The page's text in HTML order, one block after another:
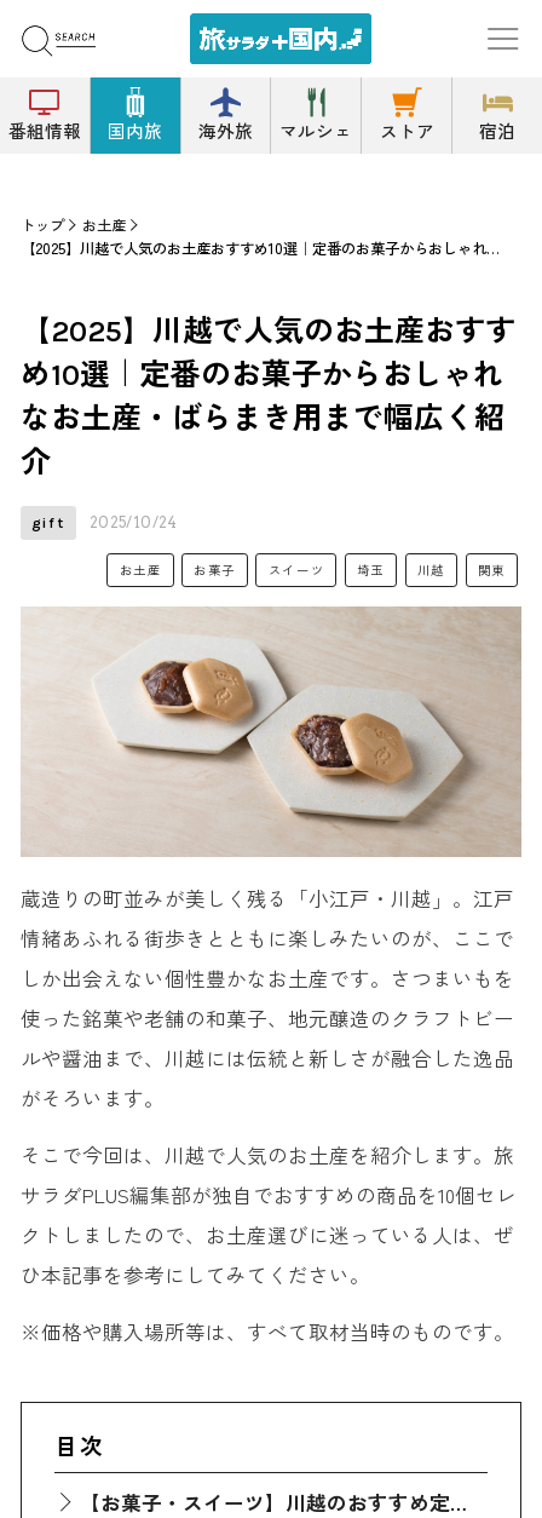
番組情報 国内旅 海外旅 マルシェ ストア 宿泊
トップ
お土産
【2025】川越で人気のお土産おすすめ10選｜定番のお菓子からおしゃれなお土産・ばらまき用まで幅広く紹介
【2025】川越で人気のお土産おすす
め10選｜定番のお菓子からおしゃれ
なお土産・ばらまき用まで幅広く紹
介
gift 2025/10/24
お土産 お菓子 スイーツ 埼玉 川越 関東
蔵造りの町並みが美しく残る「小江戸・川越」。江戸
情緒あふれる街歩きとともに楽しみたいのが、ここで
しか出会えない個性豊かなお土産です。さつまいもを
使った銘菓や老舗の和菓子、地元醸造のクラフトビー
ルや醤油まで、川越には伝統と新しさが融合した逸品
がそろいます。
そこで今回は、川越で人気のお土産を紹介します。旅
サラダPLUS編集部が独自でおすすめの商品を10個セレ
クトしましたので、お土産選びに迷っている人は、ぜ
ひ本記事を参考にしてみてください。
※価格や購入場所等は、すべて取材当時のものです。
目次
【お菓子・スイーツ】川越のおすすめ定番人気お土産